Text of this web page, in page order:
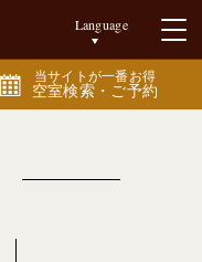
Language
当サイトが一番お得
空室検索・ご予約